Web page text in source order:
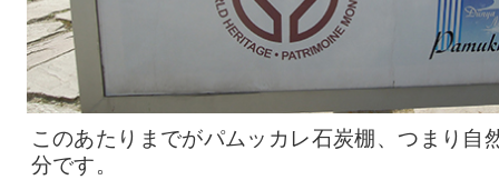
このあたりまでがパムッカレ石炭棚、つまり自
分です。